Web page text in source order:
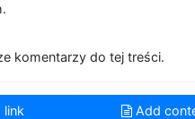
komentarzy do tej treści.
link Add